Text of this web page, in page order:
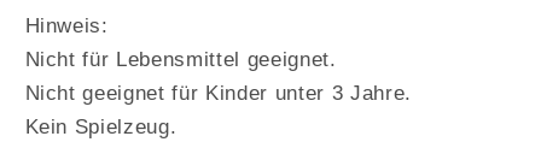
Hinweis:
Nicht für Lebensmittel geeignet.
Nicht geeignet für Kinder unter 3 Jahre.
Kein Spielzeug.